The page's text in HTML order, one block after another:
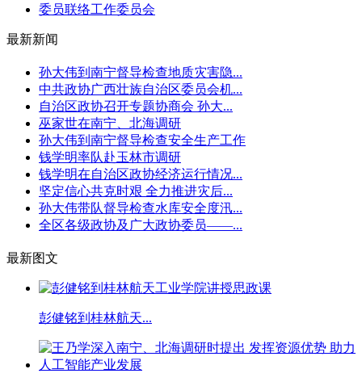
委员联络工作委员会
最新新闻
孙大伟到南宁督导检查地质灾害隐...
中共政协广西壮族自治区委员会机...
自治区政协召开专题协商会 孙大...
巫家世在南宁、北海调研
孙大伟到南宁督导检查安全生产工作
钱学明率队赴玉林市调研
钱学明在自治区政协经济运行情况...
坚定信心共克时艰 全力推进灾后...
孙大伟带队督导检查水库安全度汛...
全区各级政协及广大政协委员——...
最新图文
彭健铭到桂林航天...